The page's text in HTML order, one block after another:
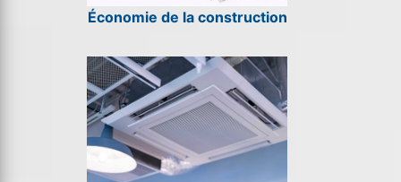
Économie de la construction